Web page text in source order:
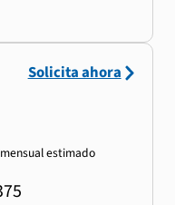
estimado
Solicita ahora